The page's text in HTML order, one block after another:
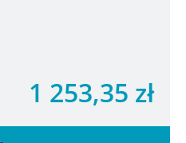
1 253,35 zł